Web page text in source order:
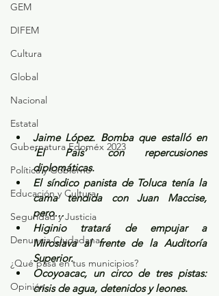
GEM
DIFEM
Cultura
Global
Nacional
Estatal
Gubernatura Edoméx 2023
Política y Gobierno
Educación y Cultura
Seguridad y Justicia
Denuncia Ciudadana
¿Qué pasa en tus municipios?
Opinión
Jaime López. Bomba que estalló en
‘El País’ con repercusiones
diplomáticas.
El síndico panista de Toluca tenía la
cama tendida con Juan Maccise,
pero…
Higinio tratará de empujar a
Miroslava al frente de la Auditoría
Superior.
Ocoyoacac, un circo de tres pistas:
crisis de agua, detenidos y leones.